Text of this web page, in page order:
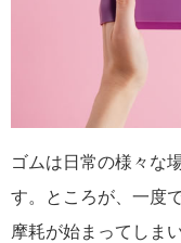
ゴムは日常の様々な
す。ところが、一度
摩耗が始まってしま